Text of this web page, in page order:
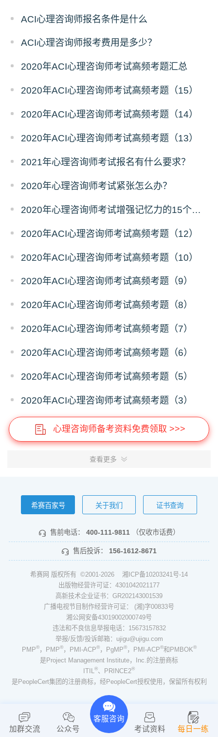
ACI心理咨询师报名条件是什么
ACI心理咨询师报考费用是多少？
2020年ACI心理咨询师考试高频考题汇总
2020年ACI心理咨询师考试高频考题（15）
2020年ACI心理咨询师考试高频考题（14）
2020年ACI心理咨询师考试高频考题（13）
2021年心理咨询师考试报名有什么要求？
2020年心理咨询师考试紧张怎么办？
2020年心理咨询师考试增强记忆力的15个窍门
2020年ACI心理咨询师考试高频考题（12）
2020年ACI心理咨询师考试高频考题（10）
2020年ACI心理咨询师考试高频考题（9）
2020年ACI心理咨询师考试高频考题（8）
2020年ACI心理咨询师考试高频考题（7）
2020年ACI心理咨询师考试高频考题（6）
2020年ACI心理咨询师考试高频考题（5）
2020年ACI心理咨询师考试高频考题（3）
心理咨询师备考资料免费领取 >>>
查看更多
希赛百家号 关于我们 证书查询
售前电话： 400-111-9811 （仅收市话费）
售后投诉： 156-1612-8671
希赛网 版权所有 ©2001-2026 湘ICP备10203241号-14
出版物经营许可证：4301042021177
高新技术企业证书：GR202143001539
广播电视节目制作经营许可证： (湘)字00833号
湘公网安备43019002000749号
违法和不良信息举报电话：15673157832
举报/反馈/投诉邮箱：ujigu@ujigu.com
PMP®，PMP®，PMI-ACP®，PgMP®，PMI-ACP®和PMBOK®
是Project Management Institute，Inc.的注册商标
ITIL®、PRINCE2®
是PeopleCert集团的注册商标，经PeopleCert授权使用，保留所有权利
加群交流 公众号
客服咨询
考试资料
每日一练